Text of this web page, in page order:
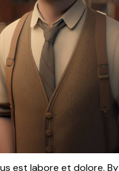
est labore et dolore. By